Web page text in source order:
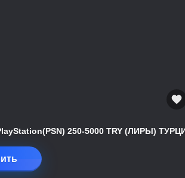
250-5000 TRY (ЛИРЫ)